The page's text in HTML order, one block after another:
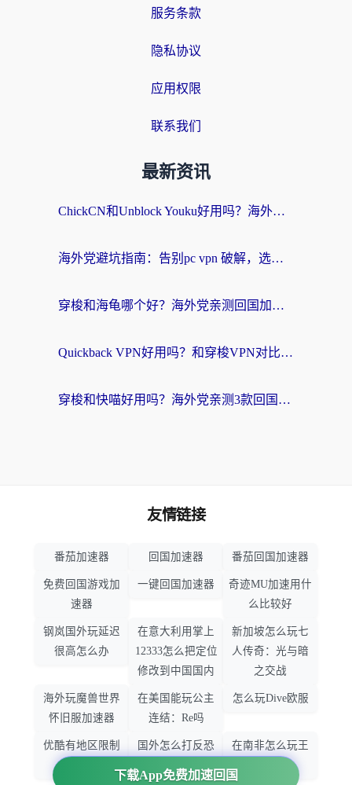
服务条款
隐私协议
应用权限
联系我们
最新资讯
ChickCN和Unblock Youku好用吗？海外党亲测3款回国加速器，附iOS免费选择指南
海外党避坑指南：告别pc vpn 破解，选对回国加速器轻松访问国内资源
穿梭和海龟哪个好？海外党亲测回国加速器，附电脑免费VPN推荐
Quickback VPN好用吗？和穿梭VPN对比哪个回国效果更好？海外党必看的真实测评与选择指南
穿梭和快喵好用吗？海外党亲测3款回国加速器，附日本回国VPN避坑指南
下载App免费加速回国
友情链接
番茄加速器 回国加速器 番茄回国加速器
免费回国游戏加
速器
一键回国加速器
奇迹MU加速用什
么比较好
钢岚国外玩延迟
很高怎么办
在意大利用掌上
12333怎么把定位
修改到中国国内
新加坡怎么玩七
人传奇：光与暗
之交战
海外玩魔兽世界
怀旧服加速器
在美国能玩公主
连结：Re吗
怎么玩Dive欧服
优酷有地区限制
国外怎么打反恐
精英：全球攻势
在南非怎么玩王